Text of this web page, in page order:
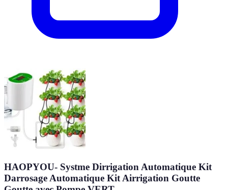
HAOPYOU- Systme Dirrigation Automatique Kit
Darrosage Automatique Kit Airrigation Goutte